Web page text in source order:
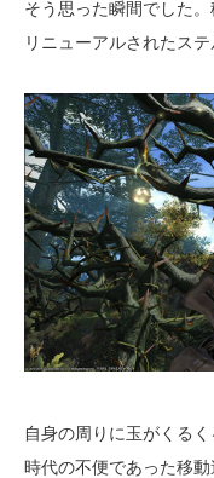
そう思った瞬間でした
リニューアルされたステ
自身の周りに玉がくる
時代の不便であった移動